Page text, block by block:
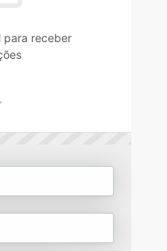
para receber